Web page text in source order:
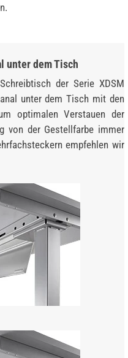
unter dem Tisch
der Serie XDSM
unter dem Tisch mit den
optimalen Verstauen der
von der Gestellfarbe immer
empfehlen wir